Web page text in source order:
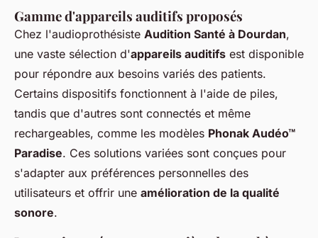
Gamme d'appareils auditifs proposés
Chez l'audioprothésiste Audition Santé à Dourdan,
une vaste sélection d'appareils auditifs est disponible
pour répondre aux besoins variés des patients.
Certains dispositifs fonctionnent à l'aide de piles,
tandis que d'autres sont connectés et même
rechargeables, comme les modèles Phonak Audéo™
Paradise. Ces solutions variées sont conçues pour
s'adapter aux préférences personnelles des
utilisateurs et offrir une amélioration de la qualité
sonore.